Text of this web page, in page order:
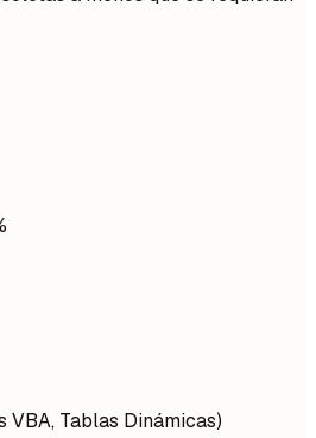
VBA, Tablas Dinámicas)